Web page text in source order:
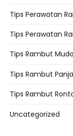
Tips Perawatan
Tips Perawatan
Tips Rambut
Tips Rambut
Tips Rambut
Uncategorized